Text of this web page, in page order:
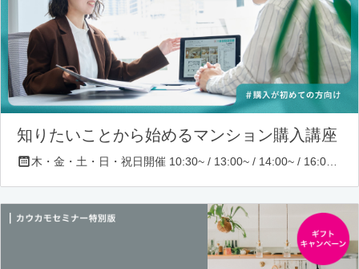
知りたいことから始めるマンション購入講座